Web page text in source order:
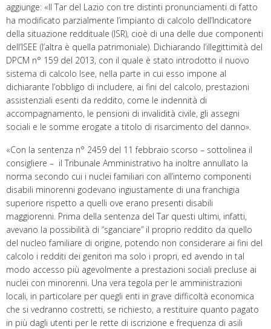
aggiunge: «Il Tar del Lazio con tre distinti pronunciamenti di fatto
ha modificato parzialmente l’impianto di calcolo dell’Indicatore
della situazione reddituale (ISR), cioè di una delle due componenti
dell’ISEE (l’altra è quella patrimoniale). Dichiarando l’illegittimità del
DPCM n° 159 del 2013, con il quale è stato introdotto il nuovo
sistema di calcolo Isee, nella parte in cui esso impone al
dichiarante l’obbligo di includere, ai fini del calcolo, prestazioni
assistenziali esenti da reddito, come le indennità di
accompagnamento, le pensioni di invalidità civile, gli assegni
sociali e le somme erogate a titolo di risarcimento del danno».
«Con la sentenza n° 2459 del 11 febbraio scorso – sottolinea il
consigliere – il Tribunale Amministrativo ha inoltre annullato la
norma secondo cui i nuclei familiari con all’interno componenti
disabili minorenni godevano ingiustamente di una franchigia
superiore rispetto a quelli ove erano presenti disabili
maggiorenni. Prima della sentenza del Tar questi ultimi, infatti,
avevano la possibilità di “sganciare” il proprio reddito da quello
del nucleo familiare di origine, potendo non considerare ai fini del
calcolo i redditi dei genitori ma solo i propri, ed avendo in tal
modo accesso più agevolmente a prestazioni sociali precluse ai
nuclei con minorenni. Una vera tegola per le amministrazioni
locali, in particolare per quegli enti in grave difficoltà economica
che si vedranno costretti, se richiesto, a restituire quanto pagato
in più dagli utenti per le rette di iscrizione e frequenza di asili